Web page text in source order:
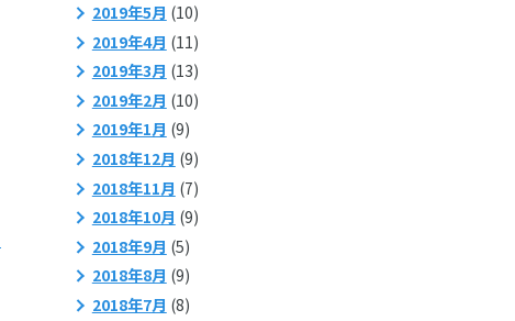
2019年5月 (10)
2019年4月 (11)
2019年3月 (13)
2019年2月 (10)
2019年1月 (9)
2018年12月 (9)
2018年11月 (7)
2018年10月 (9)
2018年9月 (5)
2018年8月 (9)
2018年7月 (8)